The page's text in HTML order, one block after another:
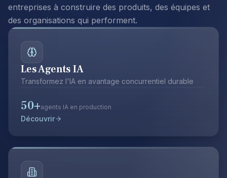
entreprises à construire des produits, des équipes et
des organisations qui performent.
Les Agents IA
Transformez l'IA en avantage concurrentiel durable
50+agents IA en production
Découvrir